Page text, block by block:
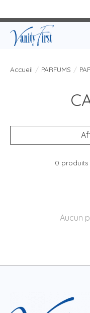
Accueil / PARFUMS /
0 produits
Aucun